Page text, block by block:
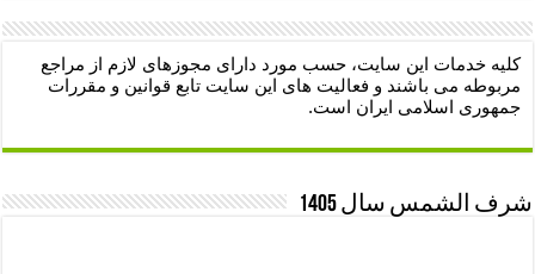
کلیه خدمات این سایت، حسب مورد دارای مجوزهای لازم از مراجع
مربوطه می باشند و فعالیت های این سایت تابع قوانین و مقررات
جمهوری اسلامی ایران است.
شرف الشمس سال 1405